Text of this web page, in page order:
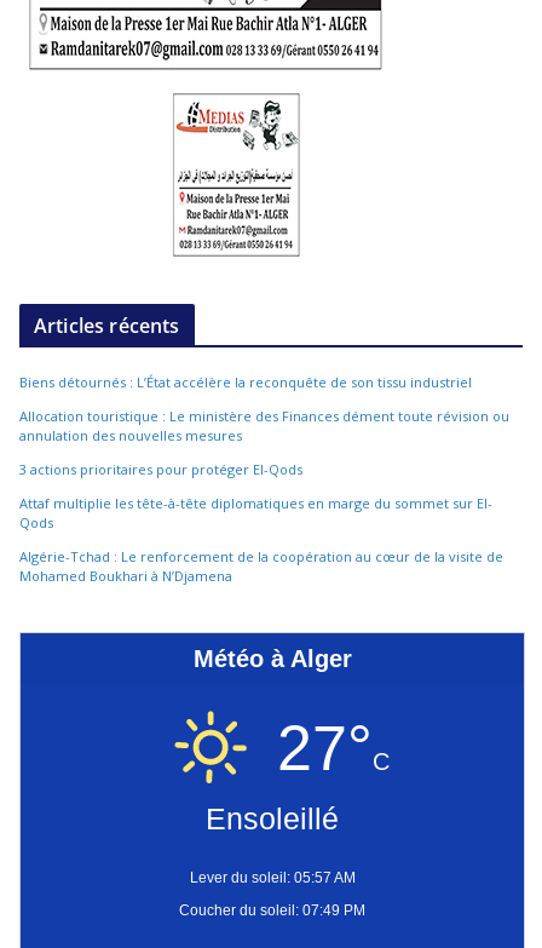
Articles récents
Biens détournés : L’État accélère la reconquête de son tissu industriel
Allocation touristique : Le ministère des Finances dément toute révision ou
annulation des nouvelles mesures
3 actions prioritaires pour protéger El-Qods
Attaf multiplie les tête-à-tête diplomatiques en marge du sommet sur El-
Qods
Algérie-Tchad : Le renforcement de la coopération au cœur de la visite de
Mohamed Boukhari à N’Djamena
Météo à Alger
27°C
Ensoleillé
Lever du soleil: 05:57 AM
Coucher du soleil: 07:49 PM